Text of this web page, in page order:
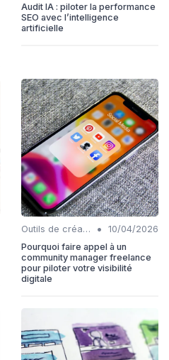
Audit IA : piloter la performance
SEO avec l’intelligence
artificielle
Outils de création de contenu automatisés •
10/04/2026
Pourquoi faire appel à un
community manager freelance
pour piloter votre visibilité
digitale